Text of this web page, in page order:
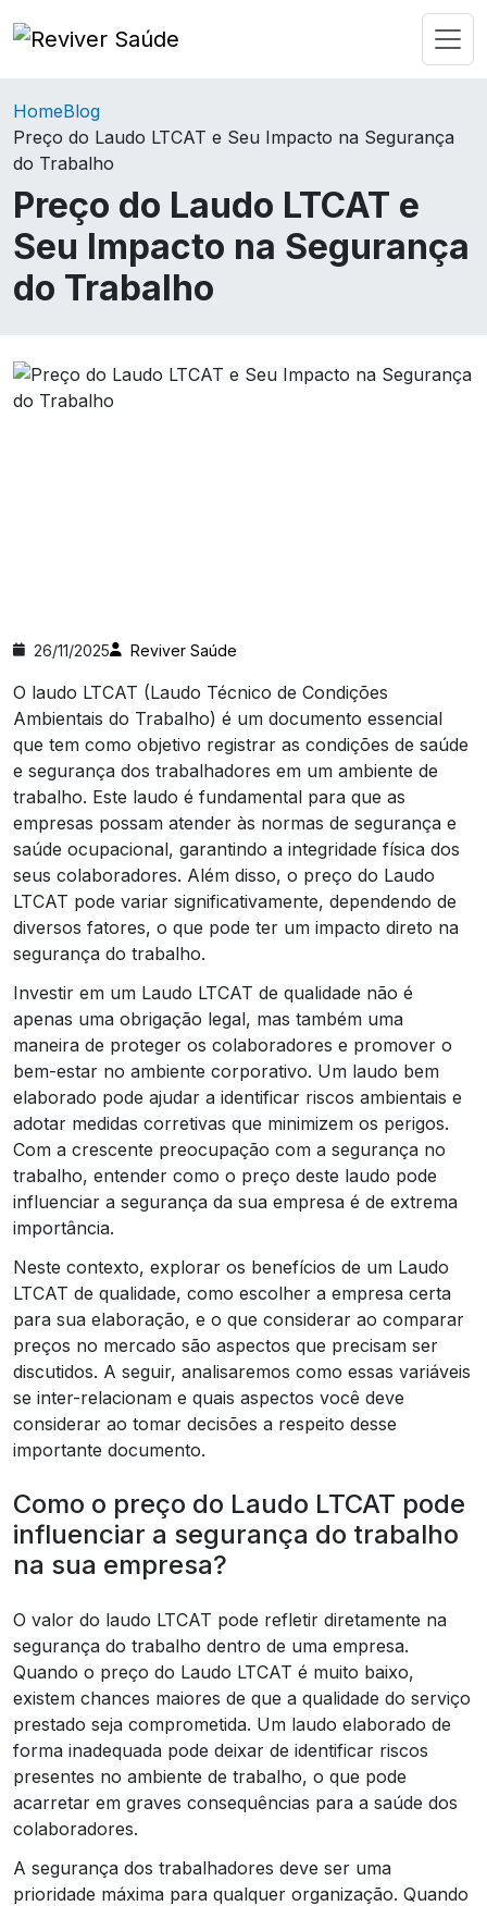
HomeBlog
Preço do Laudo LTCAT e Seu Impacto na Segurança
do Trabalho
Preço do Laudo LTCAT e
Seu Impacto na Segurança
do Trabalho
26/11/2025 Reviver Saúde
O laudo LTCAT (Laudo Técnico de Condições
Ambientais do Trabalho) é um documento essencial
que tem como objetivo registrar as condições de saúde
e segurança dos trabalhadores em um ambiente de
trabalho. Este laudo é fundamental para que as
empresas possam atender às normas de segurança e
saúde ocupacional, garantindo a integridade física dos
seus colaboradores. Além disso, o preço do Laudo
LTCAT pode variar significativamente, dependendo de
diversos fatores, o que pode ter um impacto direto na
segurança do trabalho.
Investir em um Laudo LTCAT de qualidade não é
apenas uma obrigação legal, mas também uma
maneira de proteger os colaboradores e promover o
bem-estar no ambiente corporativo. Um laudo bem
elaborado pode ajudar a identificar riscos ambientais e
adotar medidas corretivas que minimizem os perigos.
Com a crescente preocupação com a segurança no
trabalho, entender como o preço deste laudo pode
influenciar a segurança da sua empresa é de extrema
importância.
Neste contexto, explorar os benefícios de um Laudo
LTCAT de qualidade, como escolher a empresa certa
para sua elaboração, e o que considerar ao comparar
preços no mercado são aspectos que precisam ser
discutidos. A seguir, analisaremos como essas variáveis
se inter-relacionam e quais aspectos você deve
considerar ao tomar decisões a respeito desse
importante documento.
Como o preço do Laudo LTCAT pode
influenciar a segurança do trabalho
na sua empresa?
O valor do laudo LTCAT pode refletir diretamente na
segurança do trabalho dentro de uma empresa.
Quando o preço do Laudo LTCAT é muito baixo,
existem chances maiores de que a qualidade do serviço
prestado seja comprometida. Um laudo elaborado de
forma inadequada pode deixar de identificar riscos
presentes no ambiente de trabalho, o que pode
acarretar em graves consequências para a saúde dos
colaboradores.
A segurança dos trabalhadores deve ser uma
prioridade máxima para qualquer organização. Quando